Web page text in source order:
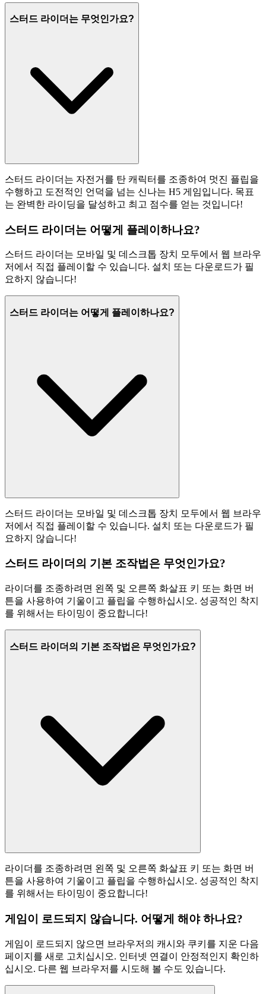
스터드 라이더는 무엇인가요?
스터드 라이더는 자전거를 탄 캐릭터를 조종하여 멋진 플립을
수행하고 도전적인 언덕을 넘는 신나는 H5 게임입니다. 목표
는 완벽한 라이딩을 달성하고 최고 점수를 얻는 것입니다!
스터드 라이더는 어떻게 플레이하나요?
스터드 라이더는 모바일 및 데스크톱 장치 모두에서 웹 브라우
저에서 직접 플레이할 수 있습니다. 설치 또는 다운로드가 필
요하지 않습니다!
스터드 라이더는 어떻게 플레이하나요?
스터드 라이더는 모바일 및 데스크톱 장치 모두에서 웹 브라우
저에서 직접 플레이할 수 있습니다. 설치 또는 다운로드가 필
요하지 않습니다!
스터드 라이더의 기본 조작법은 무엇인가요?
라이더를 조종하려면 왼쪽 및 오른쪽 화살표 키 또는 화면 버
튼을 사용하여 기울이고 플립을 수행하십시오. 성공적인 착지
를 위해서는 타이밍이 중요합니다!
스터드 라이더의 기본 조작법은 무엇인가요?
라이더를 조종하려면 왼쪽 및 오른쪽 화살표 키 또는 화면 버
튼을 사용하여 기울이고 플립을 수행하십시오. 성공적인 착지
를 위해서는 타이밍이 중요합니다!
게임이 로드되지 않습니다. 어떻게 해야 하나요?
게임이 로드되지 않으면 브라우저의 캐시와 쿠키를 지운 다음
페이지를 새로 고치십시오. 인터넷 연결이 안정적인지 확인하
십시오. 다른 웹 브라우저를 시도해 볼 수도 있습니다.